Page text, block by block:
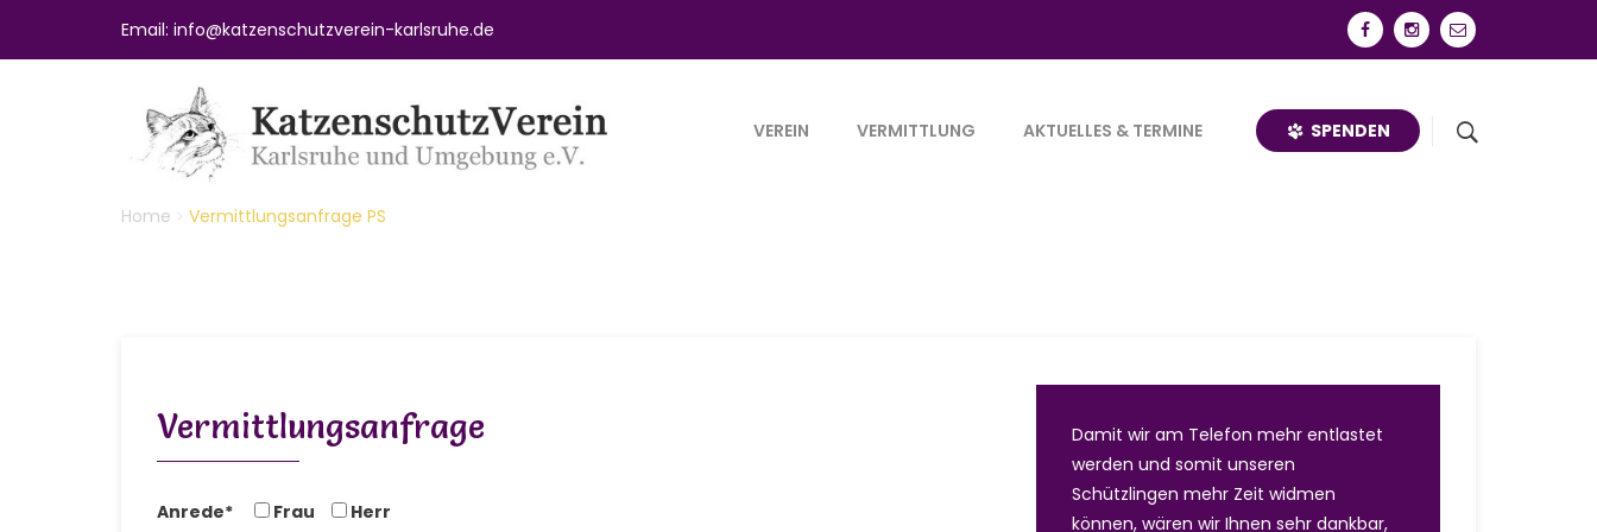
Email: info@katzenschutzverein-karlsruhe.de
VEREIN VERMITTLUNG AKTUELLES & TERMINE SPENDEN
Home Vermittlungsanfrage PS
Vermittlungsanfrage
Anrede* Frau Herr
Damit wir am Telefon mehr entlastet
werden und somit unseren
Schützlingen mehr Zeit widmen
können, wären wir Ihnen sehr dankbar,